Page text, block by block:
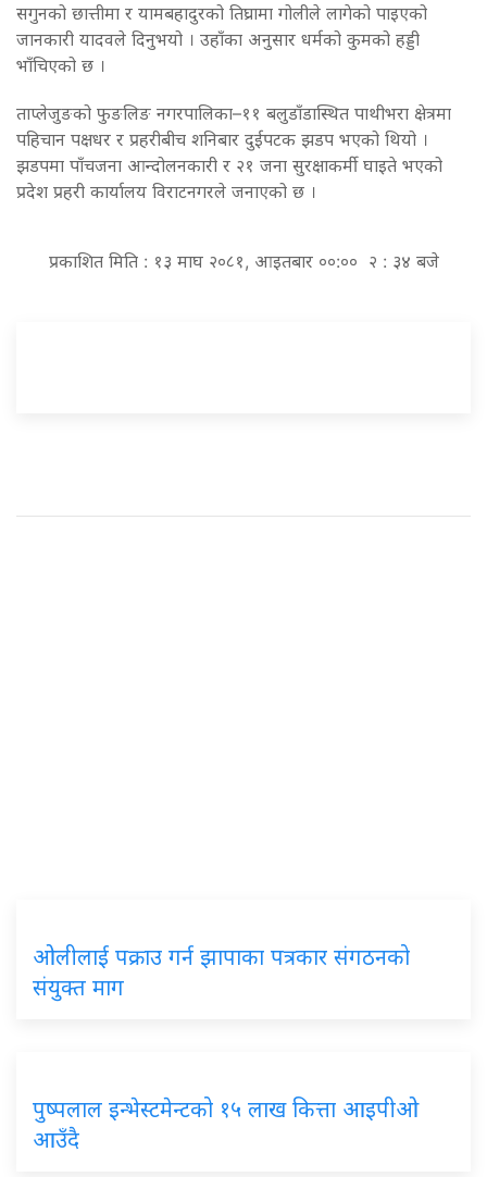
सगुनको छात्तीमा र यामबहादुरको तिघ्रामा गोलीले लागेको पाइएको
जानकारी यादवले दिनुभयो । उहाँका अनुसार धर्मको कुमको हड्डी
भाँचिएको छ ।
ताप्लेजुङको फुङलिङ नगरपालिका–११ बलुडाँडास्थित पाथीभरा क्षेत्रमा
पहिचान पक्षधर र प्रहरीबीच शनिबार दुईपटक झडप भएको थियो ।
झडपमा पाँचजना आन्दोलनकारी र २१ जना सुरक्षाकर्मी घाइते भएको
प्रदेश प्रहरी कार्यालय विराटनगरले जनाएको छ ।
प्रकाशित मिति : १३ माघ २०८१, आइतबार ००:०० २ : ३४ बजे
ओलीलाई पक्राउ गर्न झापाका पत्रकार संगठनको
संयुक्त माग
पुष्पलाल इन्भेस्टमेन्टको १५ लाख कित्ता आइपीओ
आउँदै